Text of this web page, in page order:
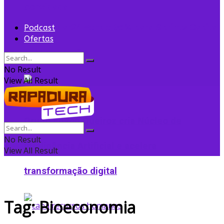
Flightradar24 vende 35% para Sprints Capital
para expansão
Grupo Edson Queiroz cria Núcleo de
Inteligência Artificial e acelera
transformação digital
Podcast
Ofertas
No Result
View All Result
No Result
View All Result
Tag:Bioeconomia